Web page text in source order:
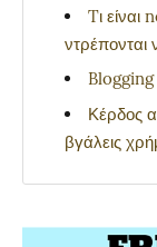
Tι
ντρέπονται
Κέρδος
βγάλεις